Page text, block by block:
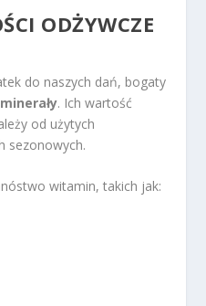
ODŻYWCZE
do naszych dań, bogaty
minerały. Ich wartość
od użytych
sezonowych.
witamin, takich jak: